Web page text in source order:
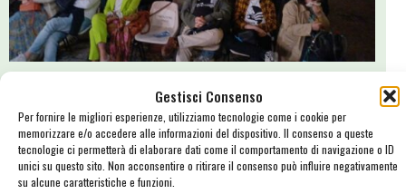
Gestisci Consenso
Per fornire le migliori esperienze, utilizziamo tecnologie come i cookie per
memorizzare e/o accedere alle informazioni del dispositivo. Il consenso a queste
tecnologie ci permetterà di elaborare dati come il comportamento di navigazione o ID
unici su questo sito. Non acconsentire o ritirare il consenso può influire negativamente
su alcune caratteristiche e funzioni.
Tanti eventi con platea esaurita, tanti applausi e apprezzamenti per
gli artisti e per la varietà e la qualità dell'offerta... ma soprattutto,
tanta emozione, e tantissime buone vibrazioni: il FORTE! Festival
2024 ci ha toccato il cuore.